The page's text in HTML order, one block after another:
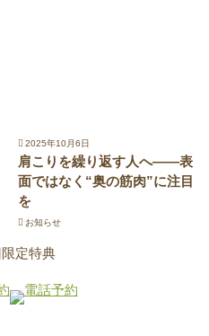
2025年10月6日
肩こりを繰り返す人へ――表
面ではなく“奥の筋肉”に注目
を
お知らせ